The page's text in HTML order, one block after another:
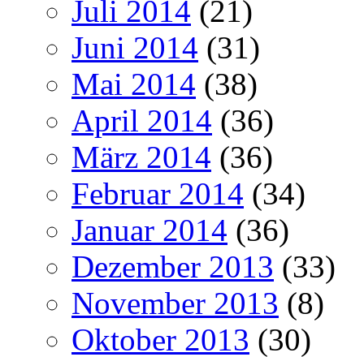
Juli 2014 (21)
Juni 2014 (31)
Mai 2014 (38)
April 2014 (36)
März 2014 (36)
Februar 2014 (34)
Januar 2014 (36)
Dezember 2013 (33)
November 2013 (8)
Oktober 2013 (30)